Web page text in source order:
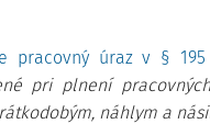
pracovný úraz v § 195
pri plnení
náhlym a